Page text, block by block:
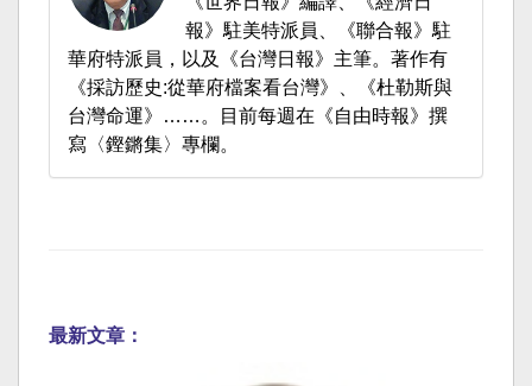
報》駐美特派員、《聯合報》駐
華府特派員，以及《台灣日報》主筆。著作有
《採訪歷史:從華府檔案看台灣》、《杜勒斯與
台灣命運》……。目前每週在《自由時報》撰
寫〈鏗鏘集〉專欄。
最新文章：